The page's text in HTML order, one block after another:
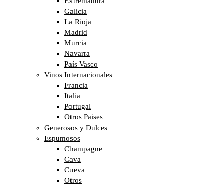
Galicia
La Rioja
Madrid
Murcia
Navarra
País Vasco
Vinos Internacionales
Francia
Italia
Portugal
Otros Paises
Generosos y Dulces
Espumosos
Champagne
Cava
Cueva
Otros